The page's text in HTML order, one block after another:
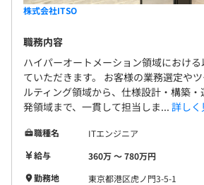
株式会社ITSO
職務内容
ハイパーオートメーション領域におけ
ていただきます。 お客様の業務選定や
ルティング領域から、仕様設計・構築
発領域まで、一貫して担当しま... 詳しく
職種名
ITエンジニア
給与
360万 〜 780万円
勤務地
東京都港区虎ノ門3-5-1